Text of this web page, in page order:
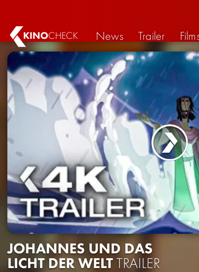
KINOCHECK News Trailer
JOHANNES UND DAS
LICHT DER WELTTRAILER